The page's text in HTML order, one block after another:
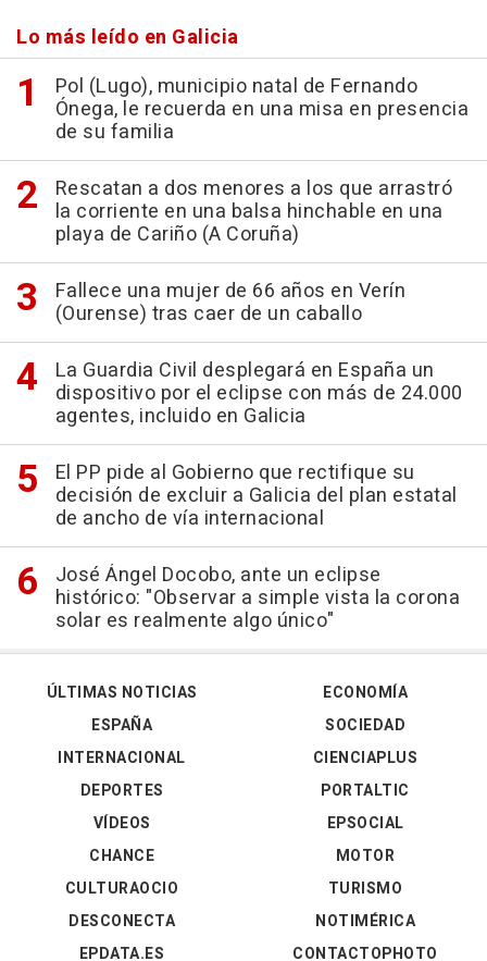
Lo más leído en Galicia
Pol (Lugo), municipio natal de Fernando
Ónega, le recuerda en una misa en presencia
de su familia
Rescatan a dos menores a los que arrastró
la corriente en una balsa hinchable en una
playa de Cariño (A Coruña)
Fallece una mujer de 66 años en Verín
(Ourense) tras caer de un caballo
La Guardia Civil desplegará en España un
dispositivo por el eclipse con más de 24.000
agentes, incluido en Galicia
El PP pide al Gobierno que rectifique su
decisión de excluir a Galicia del plan estatal
de ancho de vía internacional
José Ángel Docobo, ante un eclipse
histórico: "Observar a simple vista la corona
solar es realmente algo único"
ÚLTIMAS NOTICIAS
ESPAÑA
INTERNACIONAL
DEPORTES
VÍDEOS
ECONOMÍA
SOCIEDAD
CIENCIAPLUS
PORTALTIC
EPSOCIAL
CHANCE
CULTURAOCIO
DESCONECTA
EPDATA.ES
MOTOR
TURISMO
NOTIMÉRICA
CONTACTOPHOTO